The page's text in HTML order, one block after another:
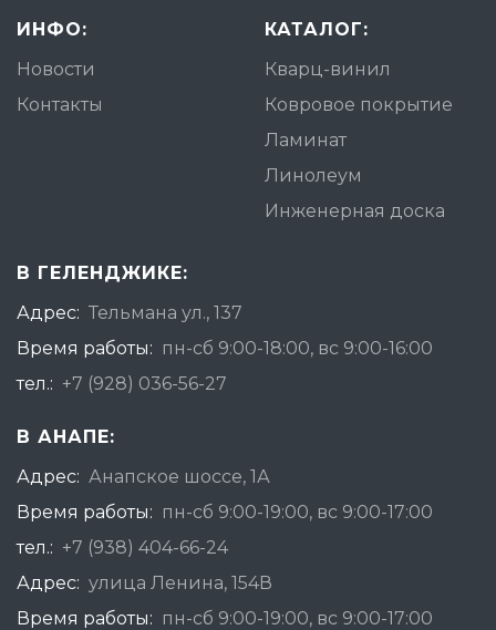
ИНФО:
Новости
Контакты
КАТАЛОГ:
Кварц-винил
Ковровое покрытие
Ламинат
Линолеум
Инженерная доска
В ГЕЛЕНДЖИКЕ:
Адрес: Тельмана ул., 137
Время работы: пн-сб 9:00-18:00, вс 9:00-16:00
тел.: +7 (928) 036-56-27
В АНАПЕ:
Адрес: Анапское шоссе, 1А
Время работы: пн-сб 9:00-19:00, вс 9:00-17:00
тел.: +7 (938) 404-66-24
Адрес: улица Ленина, 154В
Время работы: пн-сб 9:00-19:00, вс 9:00-17:00